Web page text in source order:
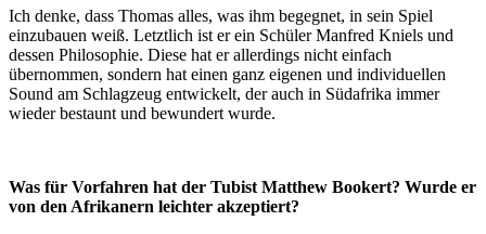
Ich denke, dass Thomas alles, was ihm begegnet, in sein Spiel
einzubauen weiß. Letztlich ist er ein Schüler Manfred Kniels und
dessen Philosophie. Diese hat er allerdings nicht einfach
übernommen, sondern hat einen ganz eigenen und individuellen
Sound am Schlagzeug entwickelt, der auch in Südafrika immer
wieder bestaunt und bewundert wurde.
Was für Vorfahren hat der Tubist Matthew Bookert? Wurde er
von den Afrikanern leichter akzeptiert?